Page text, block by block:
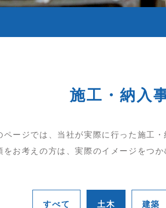
施工・納入
ページでは、当社が実際に行った施工
をお考えの方は、実際のイメージをつか
すべて 土木 建築